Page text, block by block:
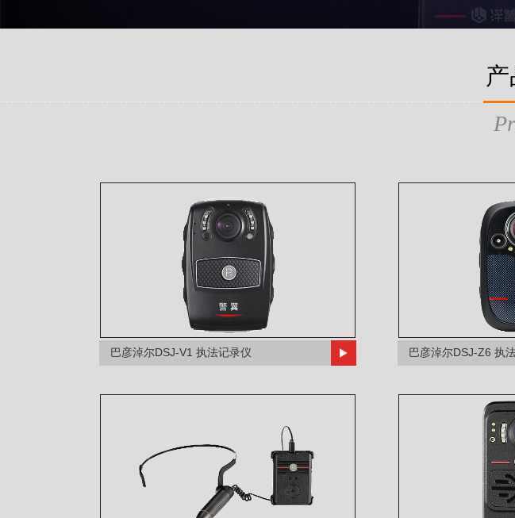
巴彦淖尔DSJ-V1 执法记录仪 巴彦淖尔DSJ-Z6 执